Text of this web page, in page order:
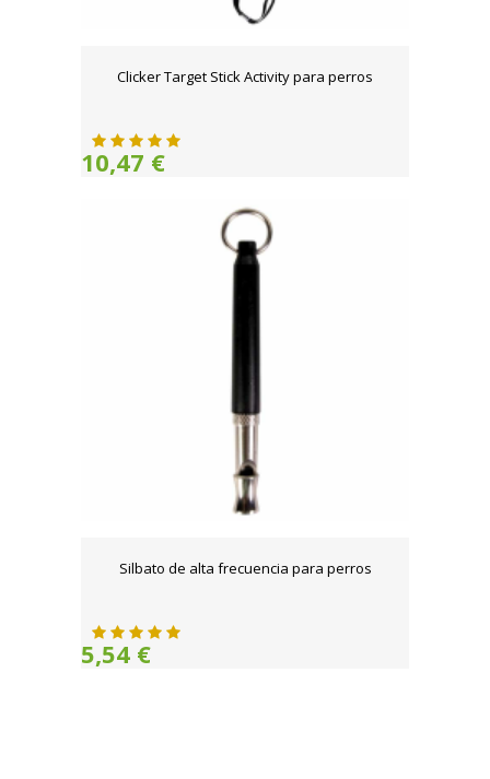
Clicker Target Stick Activity para perros
10,47 €
Silbato de alta frecuencia para perros
5,54 €